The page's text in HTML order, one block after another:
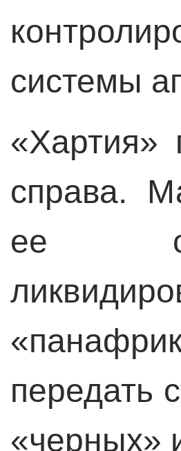
системы
«Хартия»
справа.
ее
передать
«черных»